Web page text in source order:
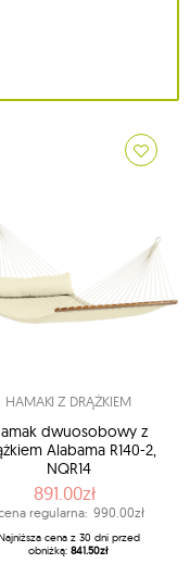
HAMAKI Z DRĄŻKIEM
dwuosobowy z
Alabama R140-2,
NQR14
891.00zł
regularna: 990.00zł
cena z 30 dni przed
obniżką: 841.50zł